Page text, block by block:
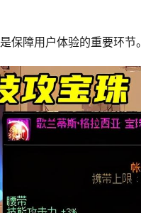
保障用户体验的重要环